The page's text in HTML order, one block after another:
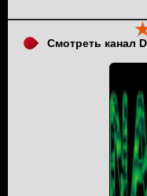
Смотреть канал